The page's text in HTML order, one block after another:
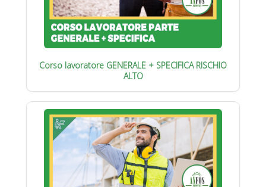
Corso lavoratore GENERALE + SPECIFICA RISCHIO
ALTO